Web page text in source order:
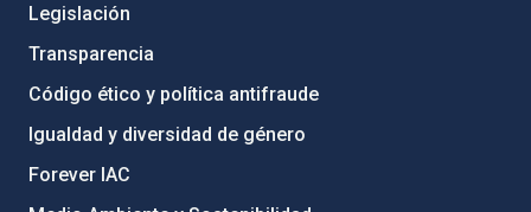
Legislación
Transparencia
Código ético y política antifraude
Igualdad y diversidad de género
Forever IAC